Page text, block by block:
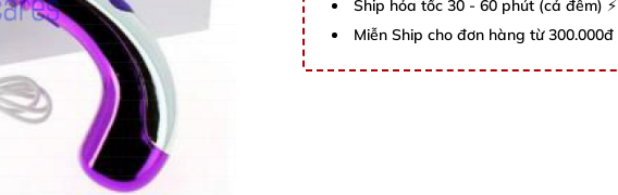
Ship hỏa tốc 30 - 60 phút (cả đêm) ⚡
Miễn Ship cho đơn hàng từ 300.000đ